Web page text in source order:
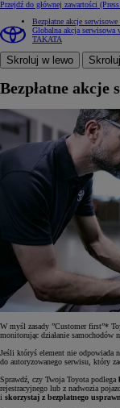
Przejdź do głównej zawartości
Bezpłatne akcje
Globalna akcja
TAKATA
Skroluj w lewo
Bezpłatne akcje
W myśl zasady ”Customer first”*
monitorując działanie samochodów
Jeśli któryś element nie odpowiada
do autoryzowanego serwisu, który
Sprawdź, czy Twoja Toyota podlega
rejestracyjnego lub z nadwozia
i skorzystaj z bezpłatnego